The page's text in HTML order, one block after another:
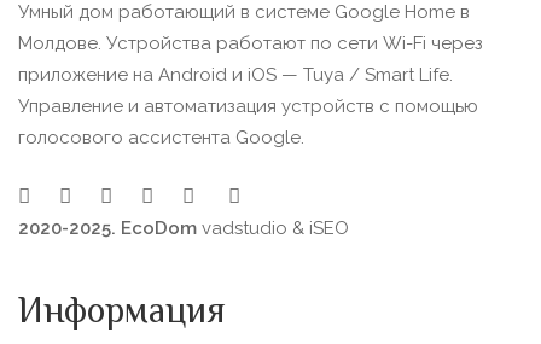
Умный дом работающий в системе Google Home в
Молдове. Устройства работают по сети Wi-Fi через
приложение на Android и iOS — Tuya / Smart Life.
Управление и автоматизация устройств с помощью
голосового ассистента Google.
2020-2025. EcoDom vadstudio & iSEO
Информация